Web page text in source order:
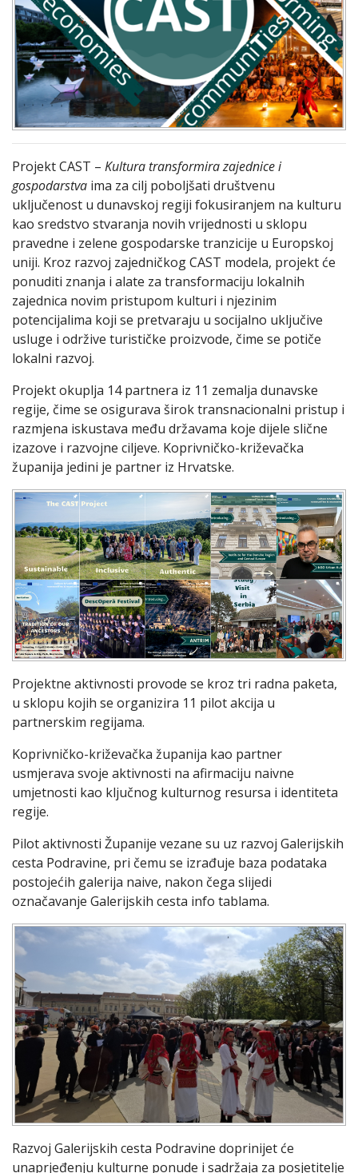
Projekt CAST – Kultura transformira zajednice i
gospodarstva ima za cilj poboljšati društvenu
uključenost u dunavskoj regiji fokusiranjem na kulturu
kao sredstvo stvaranja novih vrijednosti u sklopu
pravedne i zelene gospodarske tranzicije u Europskoj
uniji. Kroz razvoj zajedničkog CAST modela, projekt će
ponuditi znanja i alate za transformaciju lokalnih
zajednica novim pristupom kulturi i njezinim
potencijalima koji se pretvaraju u socijalno uključive
usluge i održive turističke proizvode, čime se potiče
lokalni razvoj.
Projekt okuplja 14 partnera iz 11 zemalja dunavske
regije, čime se osigurava širok transnacionalni pristup i
razmjena iskustava među državama koje dijele slične
izazove i razvojne ciljeve. Koprivničko-križevačka
županija jedini je partner iz Hrvatske.
Projektne aktivnosti provode se kroz tri radna paketa,
u sklopu kojih se organizira 11 pilot akcija u
partnerskim regijama.
Koprivničko-križevačka županija kao partner
usmjerava svoje aktivnosti na afirmaciju naivne
umjetnosti kao ključnog kulturnog resursa i identiteta
regije.
Pilot aktivnosti Županije vezane su uz razvoj Galerijskih
cesta Podravine, pri čemu se izrađuje baza podataka
postojećih galerija naive, nakon čega slijedi
označavanje Galerijskih cesta info tablama.
Razvoj Galerijskih cesta Podravine doprinijet će
unaprjeđenju kulturne ponude i sadržaja za posjetitelje